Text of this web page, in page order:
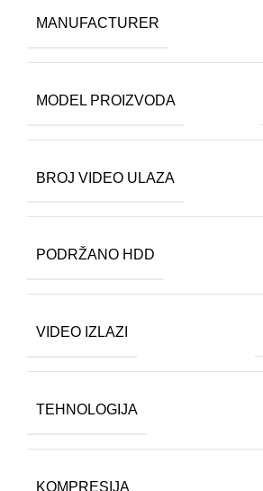
MANUFACTURER
MODEL PROIZVODA
BROJ VIDEO ULAZA
PODRŽANO HDD
VIDEO IZLAZI
TEHNOLOGIJA
KOMPRESIJA